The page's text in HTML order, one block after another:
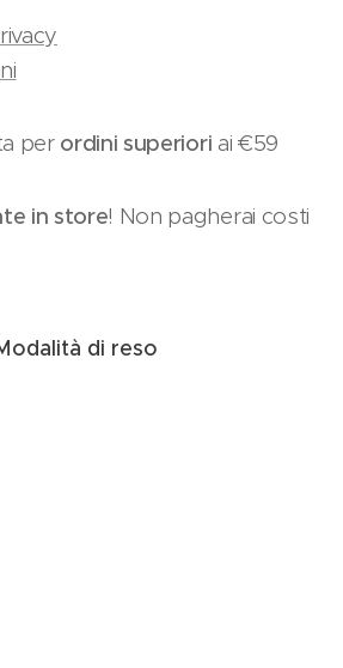
perordini superiori ai €59
in store! Non pagherai costi
di reso